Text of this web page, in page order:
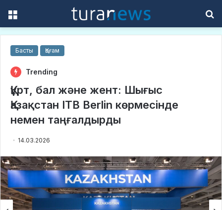
Басты Қоғам
Trending
Құрт, бал және жент: Шығыс
Қазақстан ITB Berlin көрмесінде
немен таңғалдырды
14.03.2026